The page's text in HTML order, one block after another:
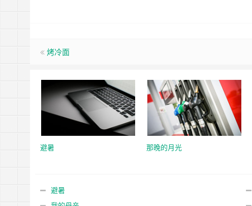
烤冷面
避暑 那晚的月光
避暑